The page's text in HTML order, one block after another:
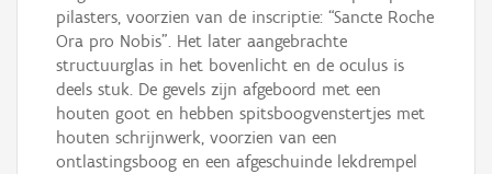
pilasters, voorzien van de inscriptie: “Sancte Roche
Ora pro Nobis”. Het later aangebrachte
structuurglas in het bovenlicht en de oculus is
deels stuk. De gevels zijn afgeboord met een
houten goot en hebben spitsboogvenstertjes met
houten schrijnwerk, voorzien van een
ontlastingsboog en een afgeschuinde lekdrempel